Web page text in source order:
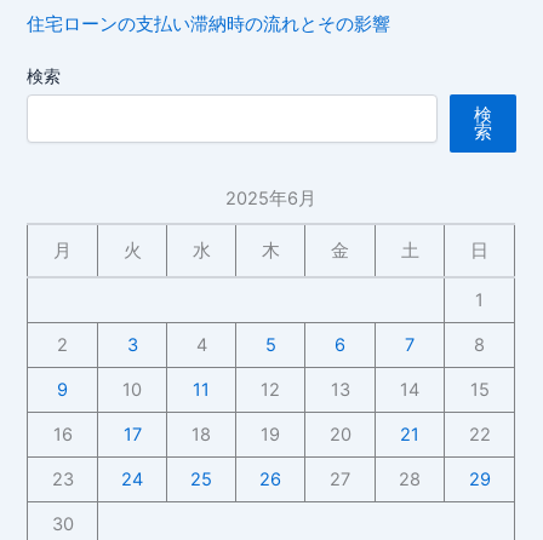
住宅ローンの支払い滞納時の流れとその影響
検索
検
索
2025年6月
月 火 水 木 金 土 日
1
2 3 4 5 6 7 8
9 10 11 12 13 14 15
16 17 18 19 20 21 22
23 24 25 26 27 28 29
30